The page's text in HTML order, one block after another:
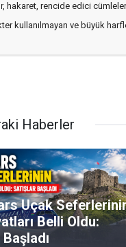
hakaret, rencide edici
kullanılmayan ve büyük
Haberler
Uçak
Belli Oldu: